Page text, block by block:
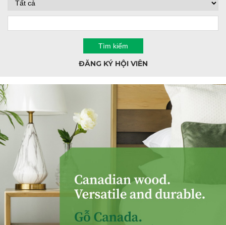
ĐĂNG KÝ HỘI VIÊN